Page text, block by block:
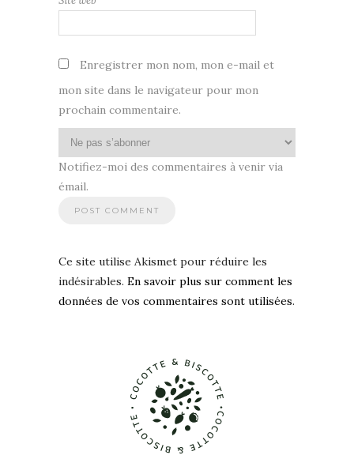
Enregistrer mon nom, mon e-mail et
mon site dans le navigateur pour mon
prochain commentaire.
Notifiez-moi des commentaires à venir via
émail.
Ce site utilise Akismet pour réduire les
indésirables. En savoir plus sur comment les
données de vos commentaires sont utilisées.